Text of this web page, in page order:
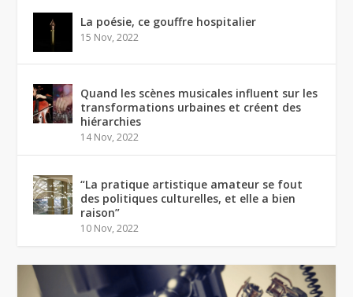
La poésie, ce gouffre hospitalier
15 Nov, 2022
Quand les scènes musicales influent sur les
transformations urbaines et créent des
hiérarchies
14 Nov, 2022
“La pratique artistique amateur se fout
des politiques culturelles, et elle a bien
raison”
10 Nov, 2022